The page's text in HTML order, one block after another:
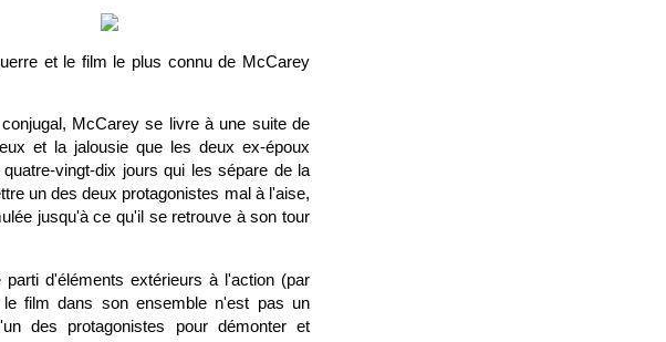
et le film le plus connu de McCarey
McCarey se livre à une suite de
et la jalousie que les deux ex-époux
vingt-dix jours qui les sépare de la
un des deux protagonistes mal à l'aise,
jusqu'à ce qu'il se retrouve à son tour
d'éléments extérieurs à l'action (par
film dans son ensemble n'est pas un
des protagonistes pour démonter et